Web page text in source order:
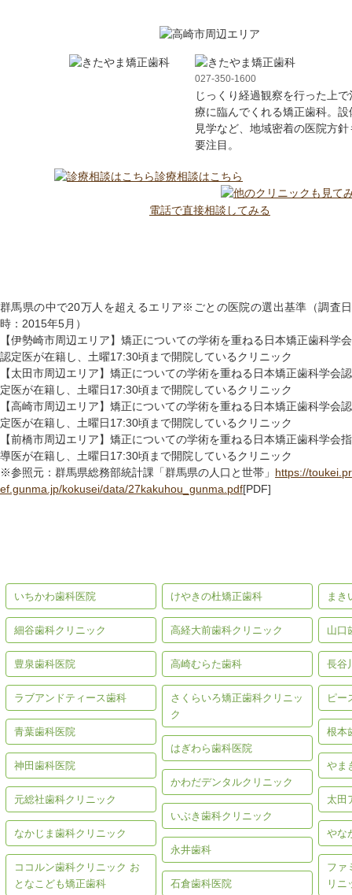
027-350-1600
じっくり経過観察を行った上で
療に臨んでくれる矯正歯科。設
見学など、地域密着の医院方針
要注目。
診療相談はこちら
電話で直接相談してみる
群馬県の中で20万人を超えるエリア※ごとの医院の選出基準（調査日
時：2015年5月）
【伊勢崎市周辺エリア】矯正についての学術を重ねる日本矯正歯科学会
認定医が在籍し、土曜17:30頃まで開院しているクリニック
【太田市周辺エリア】矯正についての学術を重ねる日本矯正歯科学会認
定医が在籍し、土曜日17:30頃まで開院しているクリニック
【高崎市周辺エリア】矯正についての学術を重ねる日本矯正歯科学会認
定医が在籍し、土曜日17:30頃まで開院しているクリニック
【前橋市周辺エリア】矯正についての学術を重ねる日本矯正歯科学会指
導医が在籍し、土曜日17:30頃まで開院しているクリニック
※参照元：群馬県総務部統計課「群馬県の人口と世帯」 https://toukei.pr
ef.gunma.jp/kokusei/data/27kakuhou_gunma.pdf[PDF]
いちかわ歯科医院
細谷歯科クリニック
豊泉歯科医院
ラブアンドティース歯科
青葉歯科医院
神田歯科医院
元総社歯科クリニック
なかじま歯科クリニック
ココルン歯科クリニック お
となこども矯正歯科
けやきの杜矯正歯科
高経大前歯科クリニック
高崎むらた歯科
さくらいろ矯正歯科クリニッ
ク
はぎわら歯科医院
かわだデンタルクリニック
いぶき歯科クリニック
永井歯科
石倉歯科医院
まき
山口
長谷
ピー
根本
やま
太田
やな
ファ
リニ